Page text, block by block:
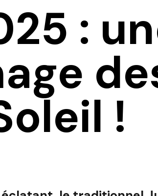
:
!